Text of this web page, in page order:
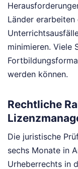
Länder
minimieren. Viele
werden können.
Rechtliche
Die juristische
sechs Monate in
Urheberrechts in